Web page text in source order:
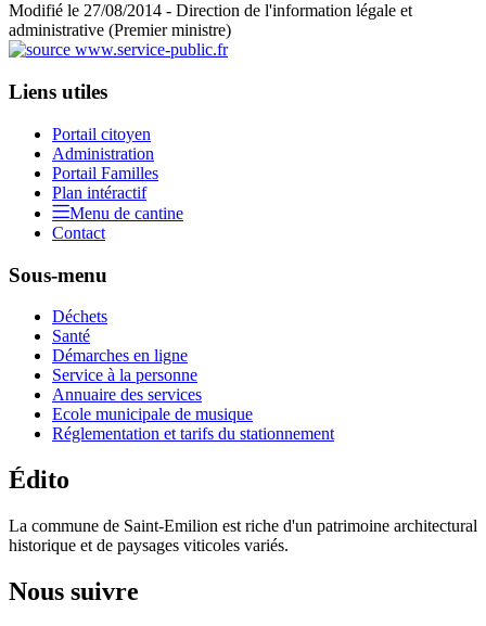
Modifié le 27/08/2014 - Direction de l'information légale et
administrative (Premier ministre)
Liens utiles
Portail citoyen
Administration
Portail Familles
Plan intéractif
Menu de cantine
Contact
Sous-menu
Déchets
Santé
Démarches en ligne
Service à la personne
Annuaire des services
Ecole municipale de musique
Réglementation et tarifs du stationnement
Édito
La commune de Saint-Emilion est riche d'un patrimoine architectural
historique et de paysages viticoles variés.
Nous suivre